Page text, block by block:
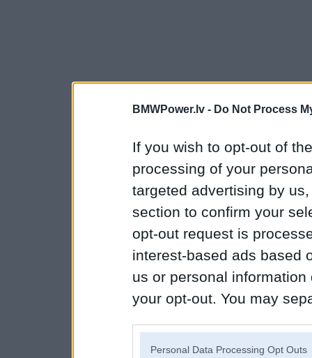
BMWPower.lv - Do Not Process
If you wish to opt-out of
processing of your
targeted advertising by
section to confirm your
opt-out request is
interest-based ads based
us or personal
your opt-out. You may
Personal Data Processing Opt Outs